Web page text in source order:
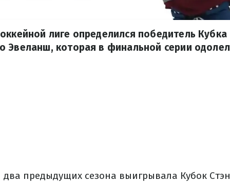
лиге определился победитель Кубка
Эвеланш, которая в финальной серии
предыдущих сезона выигрывала Кубок